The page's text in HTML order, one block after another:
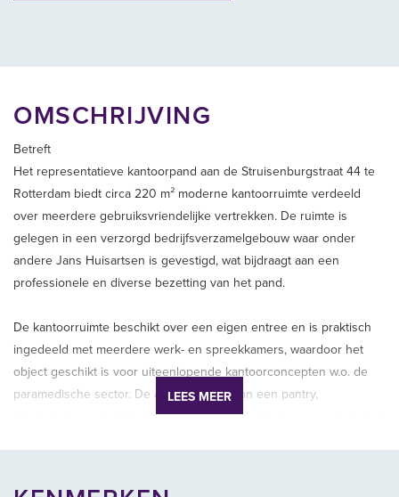
OMSCHRIJVING
Betreft
Het representatieve kantoorpand aan de Struisenburgstraat 44 te
Rotterdam biedt circa 220 m² moderne kantoorruimte verdeeld
over meerdere gebruiksvriendelijke vertrekken. De ruimte is
gelegen in een verzorgd bedrijfsverzamelgebouw waar onder
andere Jans Huisartsen is gevestigd, wat bijdraagt aan een
professionele en diverse bezetting van het pand.
De kantoorruimte beschikt over een eigen entree en is praktisch
ingedeeld met meerdere werk- en spreekkamers, waardoor het
object geschikt is voor uiteenlopende kantoorconcepten w.o. de
paramedische sector. De aanwezigheid van een pantry,
toiletruimtes en luchtbehandelingsinstallatie biedt een comfortabel
LEES MEER